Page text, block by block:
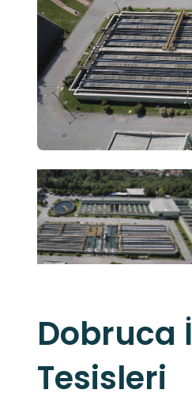
Dobruca
Tesisleri